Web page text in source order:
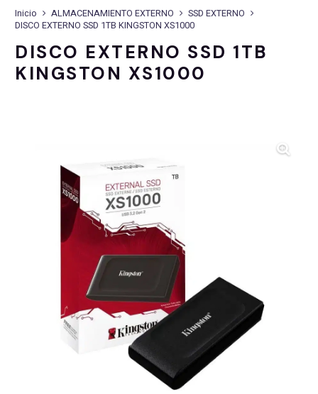
Inicio ALMACENAMIENTO EXTERNO
SSD EXTERNO
DISCO EXTERNO SSD 1TB KINGSTON XS1000
DISCO EXTERNO SSD 1TB
KINGSTON XS1000